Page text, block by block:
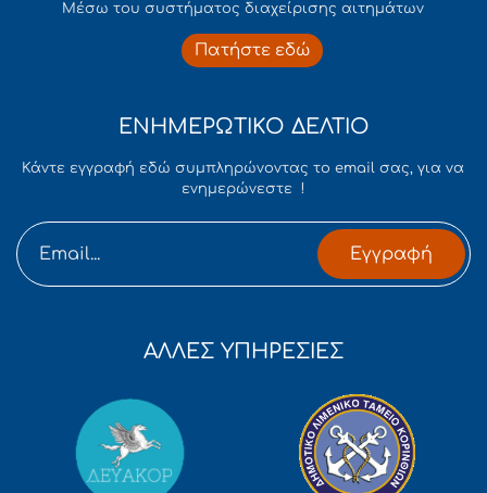
Mέσω του συστήματος διαχείρισης αιτημάτων
Πατήστε εδώ
ΕΝΗΜΕΡΩΤΙΚΟ ΔΕΛΤΙΟ
Κάντε εγγραφή εδώ συμπληρώνοντας το email σας, για να
ενημερώνεστε !
Εγγραφή
ΑΛΛΕΣ ΥΠΗΡΕΣΙΕΣ